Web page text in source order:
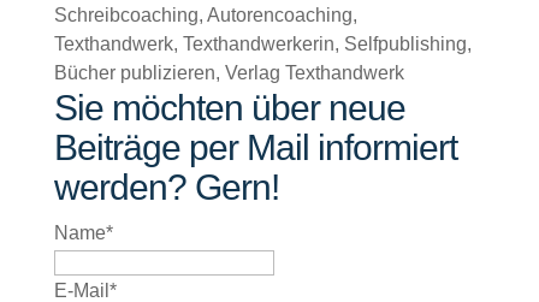
Sie möchten über neue
Beiträge per Mail informiert
werden? Gern!
Name*
E-Mail*